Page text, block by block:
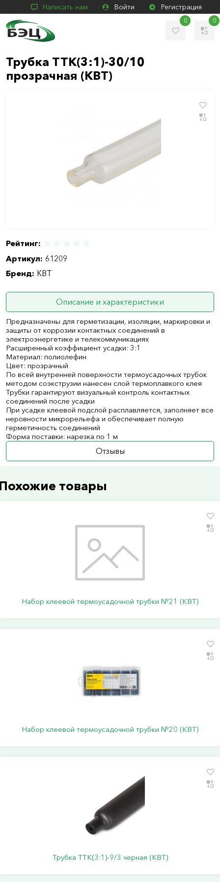
Написать нам Войти Регистрация
0 0
Трубка ТТК(3:1)-30/10
прозрачная (КВТ)
Рейтинг:
Артикул: 61209
Бренд: КВТ
Описание и характеристики
Предназначены для герметизации, изоляции, маркировки и
защиты от коррозии контактных соединений в
электроэнергетике и телекоммуникациях
Расширенный коэффициент усадки: 3:1
Материал: полиолефин
Цвет: прозрачный
По всей внутренней поверхности термоусадочных трубок
методом соэкструзии нанесен слой термоплавкого клея
Трубки гарантируют визуальный контроль контактных
соединений после усадки
При усадке клеевой подслой расплавляется, заполняет все
неровности микрорельефа и обеспечивает полную
герметичность соединений
Форма поставки: нарезка по 1 м
Отзывы
товары
Набор клеевой термоусадочной трубки №21 (КВТ)
Набор клеевой термоусадочной трубки №20 (КВТ)
Трубка ТТК(3:1)-9/3 черная (КВТ)